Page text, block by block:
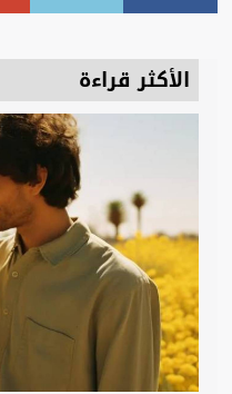
الأكثر قراءة